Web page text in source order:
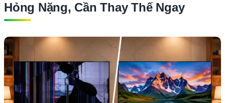
Hỏng Nặng, Cần Thay Thế Ngay